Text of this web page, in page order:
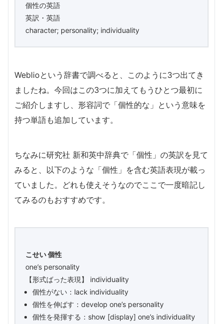
個性の英語
英訳・英語
character; personality; individuality
Weblioという辞書で調べると、このように3つ出てき
ましたね。今回はこの3つに加えてもうひとつ最初に
ご紹介しますし、形容詞で「個性的な」という意味を
持つ単語も追加しています。
ちなみに研究社 新和英中辞典で「個性」の英訳を見て
みると、以下のような「個性」を含む英語表現が載っ
ていました。どれも使えそうなのでここで一度暗記し
てみるのもおすすめです。
こせい 個性
one’s personality
【形式ばった表現】 individuality
個性がない：lack individuality
個性を伸ばす：develop one’s personality
個性を発揮する：show [display] one’s individuality